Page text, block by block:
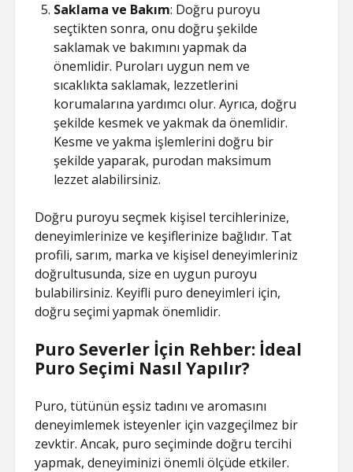
Saklama ve Bakım: Doğru puroyu
seçtikten sonra, onu doğru şekilde
saklamak ve bakımını yapmak da
önemlidir. Puroları uygun nem ve
sıcaklıkta saklamak, lezzetlerini
korumalarına yardımcı olur. Ayrıca, doğru
şekilde kesmek ve yakmak da önemlidir.
Kesme ve yakma işlemlerini doğru bir
şekilde yaparak, purodan maksimum
lezzet alabilirsiniz.
Doğru puroyu seçmek kişisel tercihlerinize,
deneyimlerinize ve keşiflerinize bağlıdır. Tat
profili, sarım, marka ve kişisel deneyimleriniz
doğrultusunda, size en uygun puroyu
bulabilirsiniz. Keyifli puro deneyimleri için,
doğru seçimi yapmak önemlidir.
Puro Severler İçin Rehber: İdeal
Puro Seçimi Nasıl Yapılır?
Puro, tütünün eşsiz tadını ve aromasını
deneyimlemek isteyenler için vazgeçilmez bir
zevktir. Ancak, puro seçiminde doğru tercihi
yapmak, deneyiminizi önemli ölçüde etkiler.